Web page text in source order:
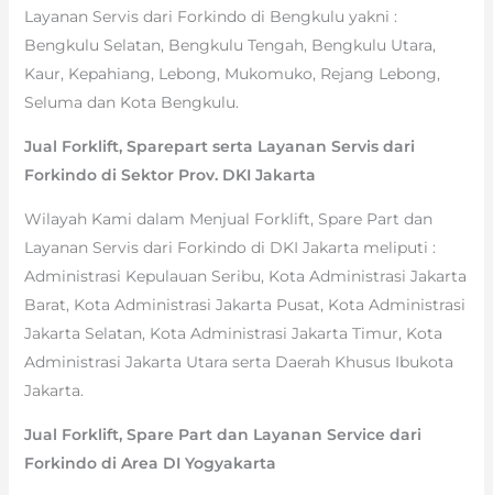
Layanan Servis dari Forkindo di Bengkulu yakni :
Bengkulu Selatan, Bengkulu Tengah, Bengkulu Utara,
Kaur, Kepahiang, Lebong, Mukomuko, Rejang Lebong,
Seluma dan Kota Bengkulu.
Jual Forklift, Sparepart serta Layanan Servis dari
Forkindo di Sektor Prov. DKI Jakarta
Wilayah Kami dalam Menjual Forklift, Spare Part dan
Layanan Servis dari Forkindo di DKI Jakarta meliputi :
Administrasi Kepulauan Seribu, Kota Administrasi Jakarta
Barat, Kota Administrasi Jakarta Pusat, Kota Administrasi
Jakarta Selatan, Kota Administrasi Jakarta Timur, Kota
Administrasi Jakarta Utara serta Daerah Khusus Ibukota
Jakarta.
Jual Forklift, Spare Part dan Layanan Service dari
Forkindo di Area DI Yogyakarta